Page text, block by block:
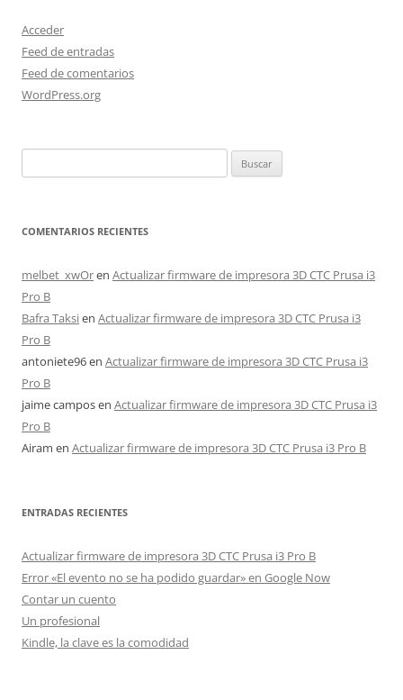
Acceder
Feed de entradas
Feed de comentarios
WordPress.org
COMENTARIOS RECIENTES
melbet_xwOren Actualizar firmware de impresora 3D CTC Prusa i3
Pro B
Bafra Taksien Actualizar firmware de impresora 3D CTC Prusa i3
Pro B
antoniete96en Actualizar firmware de impresora 3D CTC Prusa i3
Pro B
jaime camposen Actualizar firmware de impresora 3D CTC Prusa i3
Pro B
Airam en Actualizar firmware de impresora 3D CTC Prusa i3 Pro B
ENTRADAS RECIENTES
Actualizar firmware de impresora 3D CTC Prusa i3 Pro B
Error «El evento no se ha podido guardar» en Google Now
Contar un cuento
Un profesional
Kindle, la clave es la comodidad